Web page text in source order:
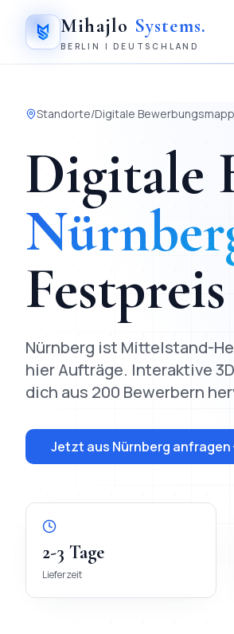
Mihajlo Systems.
BERLIN | DEUTSCHLAND
Standorte/Digitale
Digitale
Nürnberg ist Mittelstand-
hier Aufträge. Interaktive
dich aus 200 Bewerbern
Jetzt aus Nürnberg anfragen
2-3 Tage
Lieferzeit